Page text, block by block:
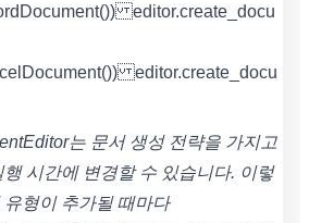
editor.create_docu
editor.create_docu
는 문서 생성 전략을 가지고
행 시간에 변경할 수 있습니다. 이렇
형이 추가될 때마다